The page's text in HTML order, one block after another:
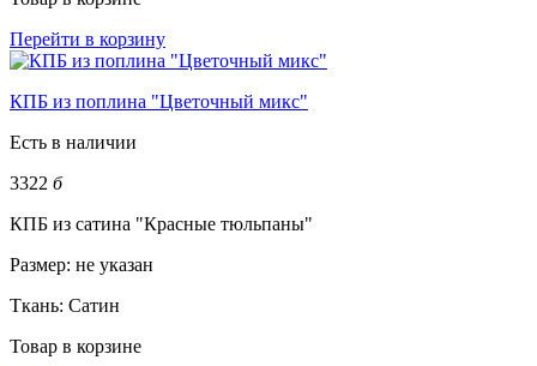
Перейти в корзину
КПБ из поплина "Цветочный микс"
Есть в наличии
3322 б
КПБ из сатина "Красные тюльпаны"
Размер: не указан
Ткань: Сатин
Товар в корзине